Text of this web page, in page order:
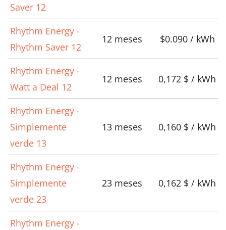
Saver 12
Rhythm Energy -
Rhythm Saver 12
12 meses $0.090 / kWh
Rhythm Energy -
Watt a Deal 12
12 meses 0,172 $ / kWh
Rhythm Energy -
Simplemente
verde 13
13 meses 0,160 $ / kWh
Rhythm Energy -
Simplemente
verde 23
23 meses 0,162 $ / kWh
Rhythm Energy -